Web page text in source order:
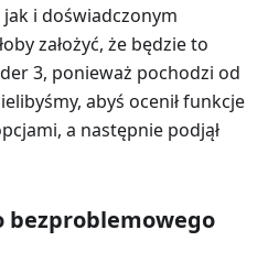
i doświadczonym
założyć, że będzie to
3, ponieważ pochodzi od
abyś ocenił funkcje
a następnie podjął
bezproblemowego